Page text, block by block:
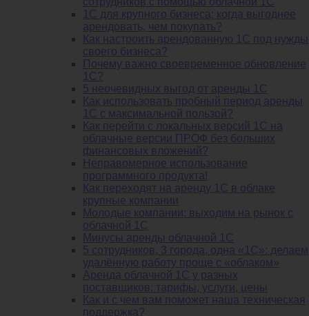
1С для крупного бизнеса: когда выгоднее
арендовать, чем покупать?
Как настроить арендованную 1С под нужды
своего бизнеса?
Почему важно своевременное обновление
1С?
5 неочевидных выгод от аренды 1С
Как использовать пробный период аренды
1С с максимальной пользой?
Как перейти с локальных версий 1С на
облачные версии ПРОФ без больших
финансовых вложений?
Неправомерное использование
программного продукта!
Как переходят на аренду 1С в облаке
крупные компании
Молодые компании: выходим на рынок с
облачной 1С
Минусы аренды облачной 1С
5 сотрудников, 3 города, одна «1С»: делаем
удалённую работу проще с «облаком»
Аренда облачной 1С у разных
поставщиков: тарифы, услуги, цены
Как и с чем вам поможет наша техническая
поддержка?